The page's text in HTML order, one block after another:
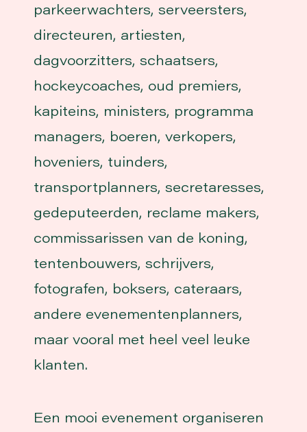
parkeerwachters, serveersters,
directeuren, artiesten,
dagvoorzitters, schaatsers,
hockeycoaches, oud premiers,
kapiteins, ministers, programma
managers, boeren, verkopers,
hoveniers, tuinders,
transportplanners, secretaresses,
gedeputeerden, reclame makers,
commissarissen van de koning,
tentenbouwers, schrijvers,
fotografen, boksers, cateraars,
andere evenementenplanners,
maar vooral met heel veel leuke
klanten.
Een mooi evenement organiseren